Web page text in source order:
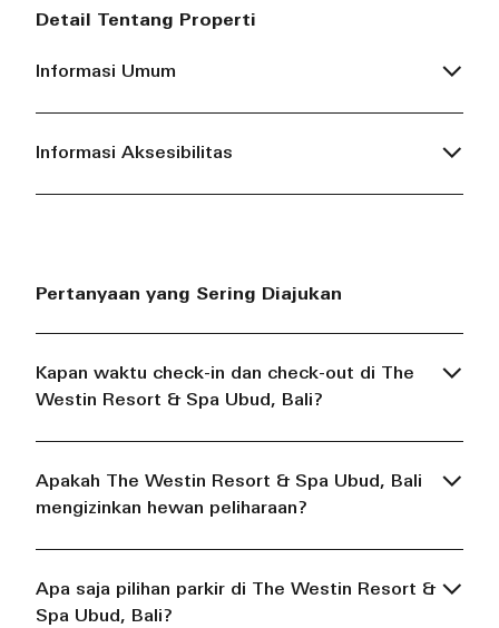
Detail Tentang Properti
Informasi Umum
Informasi Aksesibilitas
Pertanyaan yang Sering Diajukan
Kapan waktu check-in dan check-out di The
Westin Resort & Spa Ubud, Bali?
Apakah The Westin Resort & Spa Ubud, Bali
mengizinkan hewan peliharaan?
Apa saja pilihan parkir di The Westin Resort &
Spa Ubud, Bali?